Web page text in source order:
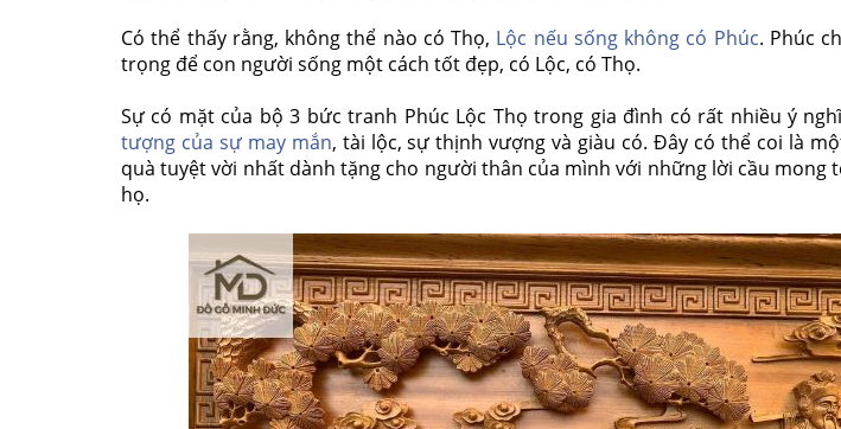
Có thể thấy rằng, không thể nào có Thọ, Lộc nếu sống không có Phúc. Phúc
trọng để con người sống một cách tốt đẹp, có Lộc, có Thọ.
Sự có mặt của bộ 3 bức tranh Phúc Lộc Thọ trong gia đình có rất nhiều ý
tượng của sự may mắn, tài lộc, sự thịnh vượng và giàu có. Đây có thể coi là
quà tuyệt vời nhất dành tặng cho người thân của mình với những lời cầu mong
họ.